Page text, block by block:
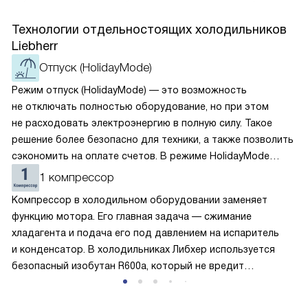
Технологии отдельностоящих холодильников
Liebherr
Отпуск (HolidayMode)
Режим отпуск (HolidayMode) — это возможность
не отключать полностью оборудование, но при этом
не расходовать электроэнергию в полную силу. Такое
решение более безопасно для техники, а также позволить
сэкономить на оплате счетов. В режиме HolidayMode
вентилятор и суперохлаждение не работают, а в камере
устанавливается температура в районе +15 градусов. Это
позволяет сохранить продукты на определённое время
и избежать появление неприятных запахов.
1 компрессор
Компрессор в холодильном оборудовании заменяет
функцию мотора. Его главная задача — сжимание
хладагента и подача его под давлением на испаритель
и конденсатор. В холодильниках Либхер используется
безопасный изобутан R600a, который не вредит
окружающей среде. Компрессор перегоняет его